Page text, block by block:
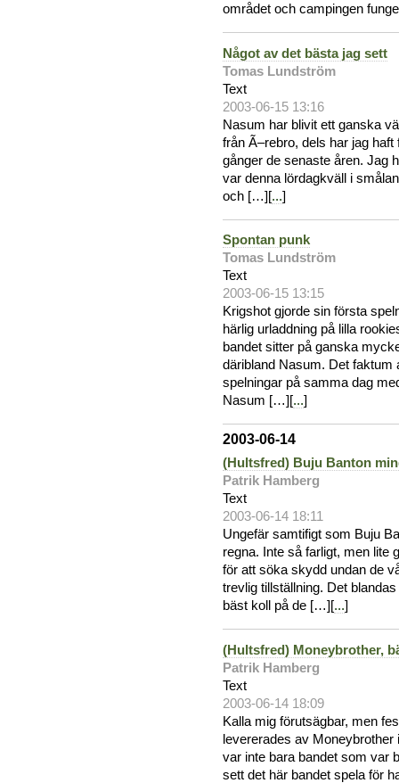
området och campingen
Något av det bästa jag sett
Tomas Lundström
Text
2003-06-15 13:16
Nasum har blivit ett ganska
från Ã–rebro, dels har jag
gånger de senaste åren. Jag
var denna lördagkväll i
och […][...]
Spontan punk
Tomas Lundström
Text
2003-06-15 13:15
Krigshot gjorde sin första
härlig urladdning på lilla
bandet sitter på ganska
däribland Nasum. Det
spelningar på samma dag
Nasum […][...]
2003-06-14
(Hultsfred) Buju Banton
Patrik Hamberg
Text
2003-06-14 18:11
Ungefär samtifigt som Buju
regna. Inte så farligt, men lite
för att söka skydd undan de
trevlig tillställning. Det
bäst koll på de […][...]
(Hultsfred) Moneybrother,
Patrik Hamberg
Text
2003-06-14 18:09
Kalla mig förutsägbar, men
levererades av
var inte bara bandet som var
sett det här bandet spela för